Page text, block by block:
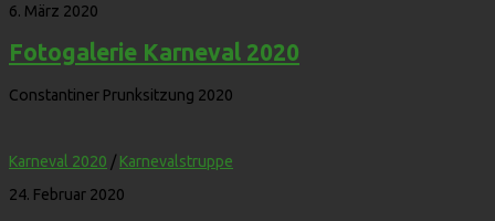
6. März 2020
Fotogalerie Karneval 2020
Constantiner Prunksitzung 2020
Karneval 2020 / Karnevalstruppe
24. Februar 2020